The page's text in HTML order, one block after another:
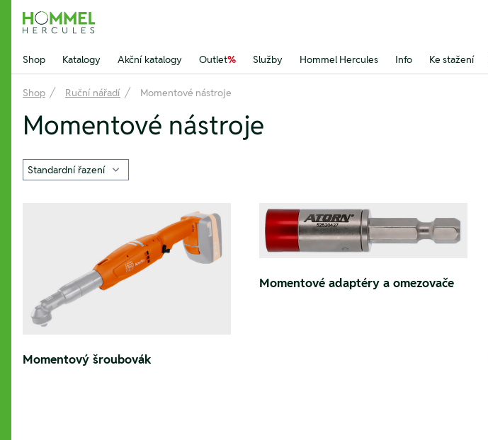
Hommel Hercules
Shop Katalogy Akční katalogy Outlet% Služby Hommel Hercules Info Ke stažení
Shop Ruční nářadí Momentové nástroje
Momentové nástroje
Momentový šroubovák
Momentové adaptéry a omezovače